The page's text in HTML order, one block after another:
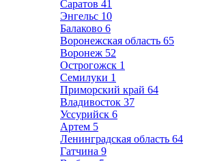
Саратов 41
Энгельс 10
Балаково 6
Воронежская область 65
Воронеж 52
Острогожск 1
Семилуки 1
Приморский край 64
Владивосток 37
Уссурийск 6
Артем 5
Ленинградская область 64
Гатчина 9